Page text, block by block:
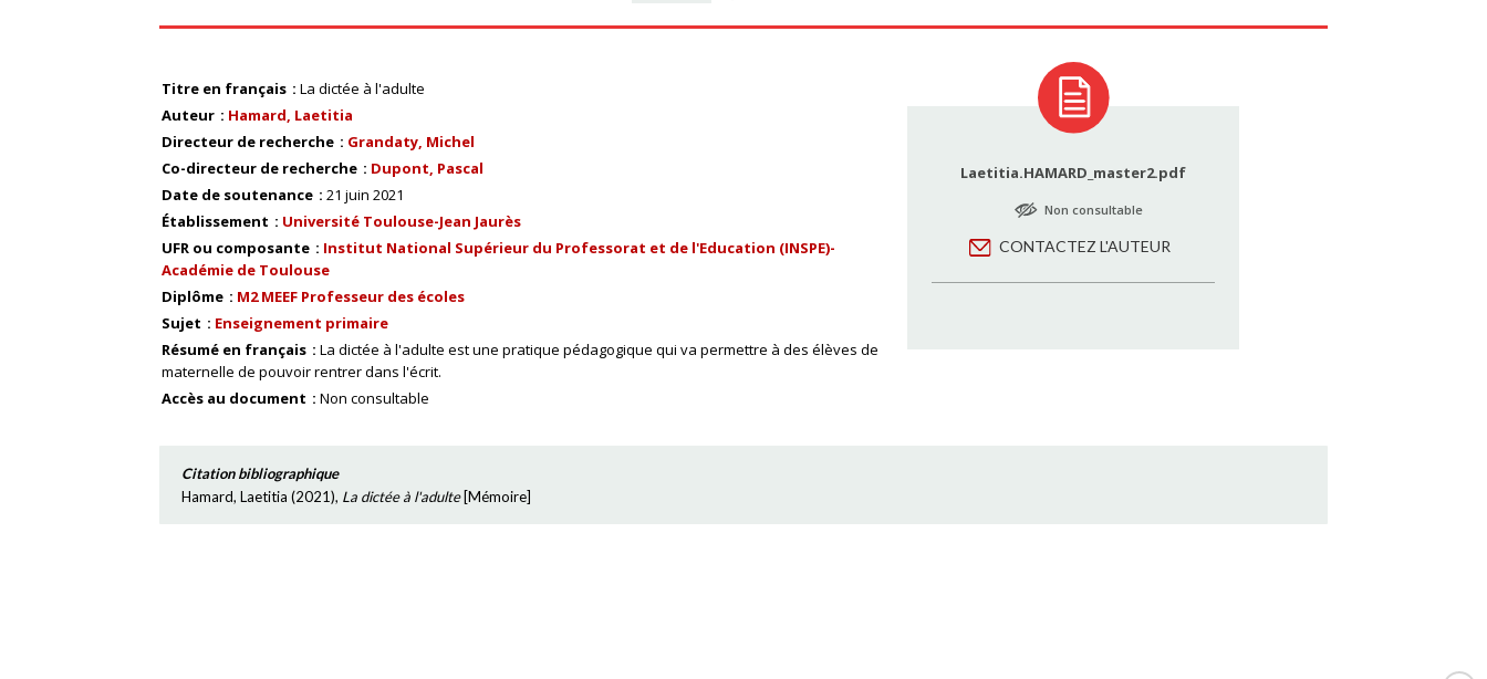
Titre en français
La dictée à l'adulte
Auteur
Hamard, Laetitia
Directeur de recherche
Grandaty, Michel
Co-directeur de recherche
Dupont, Pascal
Date de soutenance
21 juin 2021
Établissement
Université Toulouse-Jean Jaurès
UFR ou composante
Institut National Supérieur du Professorat et de l'Education (INSPE)-
Académie de Toulouse
Diplôme
M2 MEEF Professeur des écoles
Sujet
Enseignement primaire
Résumé en français
La dictée à l'adulte est une pratique pédagogique qui va permettre à des élèves de
maternelle de pouvoir rentrer dans l'écrit.
Accès au document
Non consultable
Laetitia.HAMARD_master2.pdf
Non consultable
CONTACTEZ L'AUTEUR
Citation bibliographique
Hamard, Laetitia (2021), La dictée à l'adulte[Mémoire]